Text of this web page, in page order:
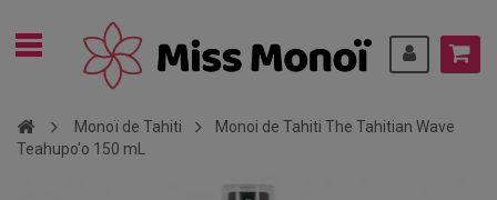
Monoï de Tahiti
Monoi de Tahiti The Tahitian Wave
Teahupo'o 150 mL